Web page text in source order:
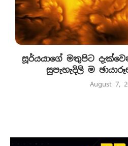
සූර්යයාගේ මතුපිට
සුපැහැදිලි ම
August 7,